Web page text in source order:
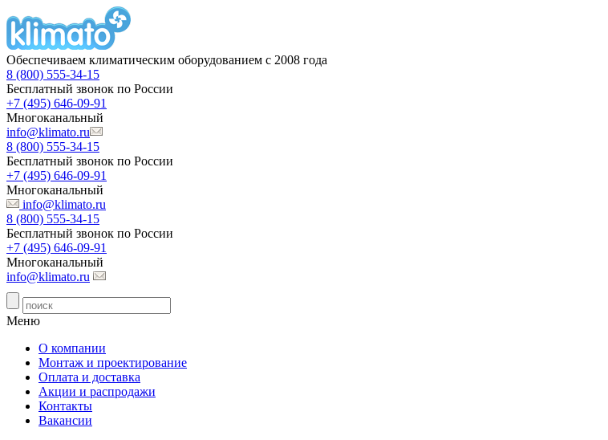
Обеспечиваем климатическим оборудованием с 2008 года
8 (800) 555-34-15
Бесплатный звонок по России
+7 (495) 646-09-91
Многоканальный
info@klimato.ru
8 (800) 555-34-15
Бесплатный звонок по России
+7 (495) 646-09-91
Многоканальный
info@klimato.ru
8 (800) 555-34-15
Бесплатный звонок по России
+7 (495) 646-09-91
Многоканальный
info@klimato.ru
Меню
О компании
Монтаж и проектирование
Оплата и доставка
Акции и распродажи
Контакты
Вакансии